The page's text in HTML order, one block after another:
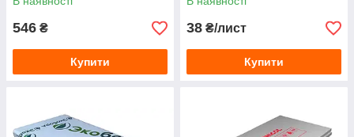
546 ₴
Купити
38 ₴/лист
Купити